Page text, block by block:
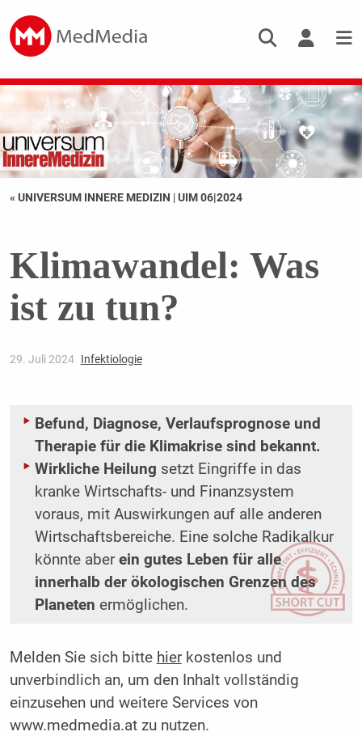
« UNIVERSUM INNERE MEDIZIN |UIM 06|2024
Klimawandel: Was
ist zu tun?
29. Juli 2024 Infektiologie
Befund, Diagnose, Verlaufsprognose und
Therapie für die Klimakrise sind bekannt.
Wirkliche Heilung setzt Eingriffe in das
kranke Wirtschafts- und Finanzsystem
voraus, mit Auswirkungen auf alle anderen
Wirtschaftsbereiche. Eine solche Radikalkur
könnte aberein gutes Leben für alle
innerhalb der ökologischen Grenzen des
Planeten ermöglichen.
Melden Sie sich bitte hierkostenlos und
unverbindlich an, um den Inhalt vollständig
einzusehen und weitere Services von
www.medmedia.at zu nutzen.